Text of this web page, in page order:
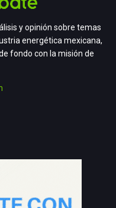
y opinión sobre temas
energética mexicana,
fondo con la misión de